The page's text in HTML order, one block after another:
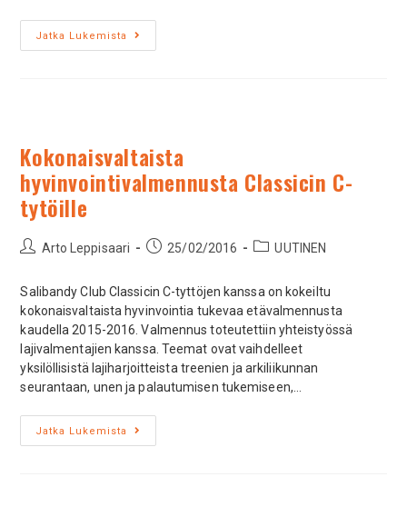
Jatka Lukemista
Kokonaisvaltaista
hyvinvointivalmennusta Classicin C-
tytöille
Arto Leppisaari 25/02/2016 UUTINEN
Salibandy Club Classicin C-tyttöjen kanssa on kokeiltu
kokonaisvaltaista hyvinvointia tukevaa etävalmennusta
kaudella 2015-2016. Valmennus toteutettiin yhteistyössä
lajivalmentajien kanssa. Teemat ovat vaihdelleet
yksilöllisistä lajiharjoitteista treenien ja arkiliikunnan
seurantaan, unen ja palautumisen tukemiseen,…
Jatka Lukemista